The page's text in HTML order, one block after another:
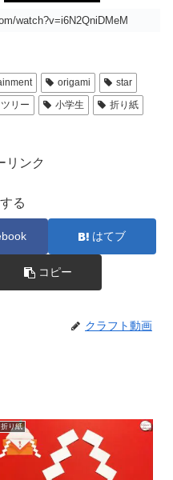
watch?v=i6N2QniDMeM
origami
star
リー 小学生
折り紙
リンク
る
はてブ
コピー
クラフト動画
折り紙